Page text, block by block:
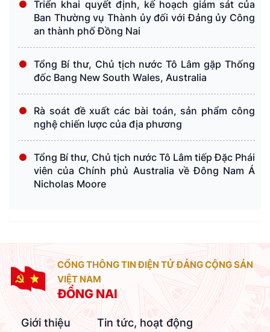
Triển khai quyết định, kế hoạch giám sát của
Ban Thường vụ Thành ủy đối với Đảng ủy Công
an thành phố Đồng Nai
Tổng Bí thư, Chủ tịch nước Tô Lâm gặp Thống
đốc Bang New South Wales, Australia
Rà soát đề xuất các bài toán, sản phẩm công
nghệ chiến lược của địa phương
Tổng Bí thư, Chủ tịch nước Tô Lâm tiếp Đặc Phái
viên của Chính phủ Australia về Đông Nam Á
Nicholas Moore
CỔNG THÔNG TIN ĐIỆN TỬ ĐẢNG CỘNG SẢN
VIỆT NAM
ĐỒNG NAI
Giới thiệu
Tin tức, hoạt động